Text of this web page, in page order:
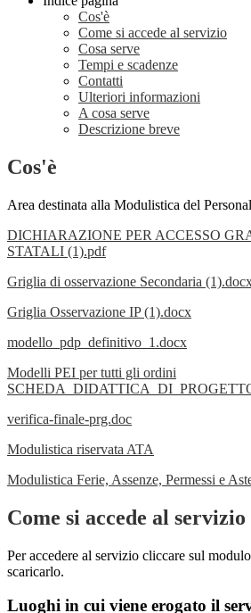
Cos'è
Come si accede al servizio
Cosa serve
Tempi e scadenze
Contatti
Ulteriori informazioni
A cosa serve
Descrizione breve
Cos'è
Area destinata alla Modulistica del
DICHIARAZIONE PER ACCESSO
STATALI (1).pdf
Griglia di osservazione Secondaria
Griglia Osservazione IP (1).docx
modello_pdp_definitivo_1.docx
Modelli PEI per tutti gli ordini
verifica-finale-prg.doc
Modulistica riservata ATA
Modulistica Ferie, Assenze, Permessi e
Come si accede al servizio
Per accedere al servizio cliccare sul
scaricarlo.
Luoghi in cui viene erogato il